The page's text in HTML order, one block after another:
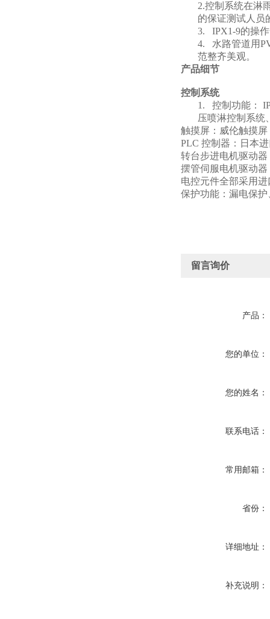
2.控制系统在淋
的保证测试人员
3. IPX1-9的操
4. 水路管道用
范整齐美观。
产品细节
控制系统
1. 控制功能：
压喷淋控制系统
触摸屏：威伦触摸
PLC 控制器：日本
转台步进电机驱动器
摆管伺服电机驱动
电控元件全部采用
保护功能：漏电保
留言询价
产品：
您的单位：
您的姓名：
联系电话：
常用邮箱：
省份：
详细地址：
补充说明：